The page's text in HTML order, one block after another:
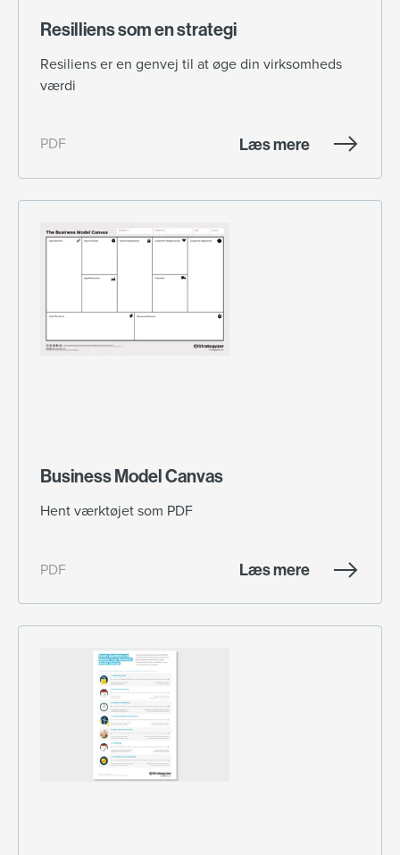
Resilliens som en strategi
Resiliens er en genvej til at øge din virksomheds
værdi
PDF Læs mere
Business Model Canvas
Hent værktøjet som PDF
PDF Læs mere